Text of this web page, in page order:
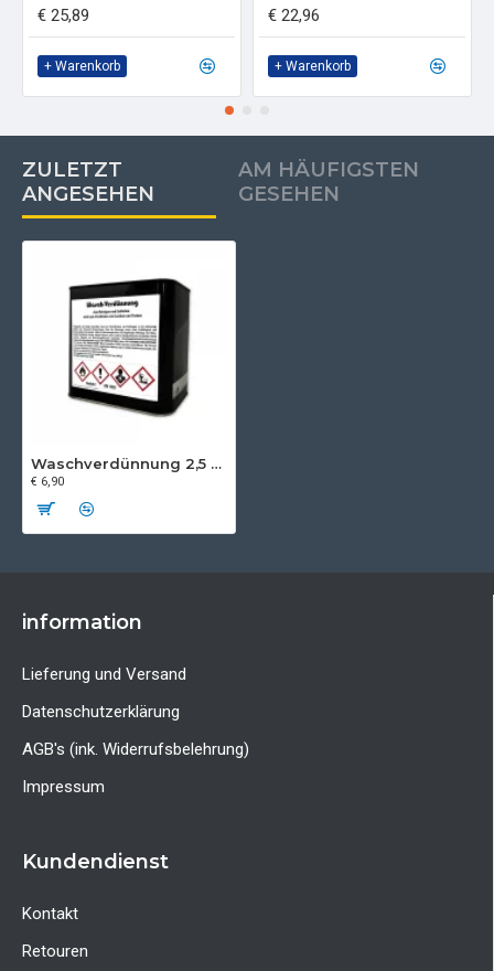
€ 25,89
+ Warenkorb
€ 22,96
+ Warenkorb
ZULETZT
ANGESEHEN
AM HÄUFIGSTEN
GESEHEN
Waschverdünnung 2,5 Liter
€ 6,90
information
Lieferung und Versand
Datenschutzerklärung
AGB's (ink. Widerrufsbelehrung)
Impressum
Kundendienst
Kontakt
Retouren